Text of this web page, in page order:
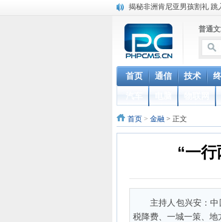
加拿大美人鱼学校走红 学习
菲律宾的蟒蛇按摩：让4条
英国妖娆哥街头跳甩臀舞 根
iOS 12.2 重磅功能更新，支
联通正式确认VoLTE商用时
台湾中华电信停售新机对华
联通电信要合并？中国电信
女人最敏感的部位在哪里？
普通
首页 通信 技术
首页 > 金融 > 正文
“一
主持人包兴安：
税降费、一城一策、地